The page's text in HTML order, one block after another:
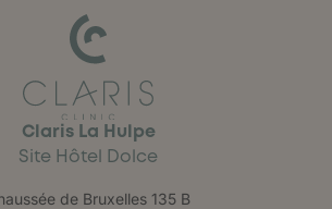
Claris La Hulpe
Site Hôtel Dolce
de Bruxelles 135 B